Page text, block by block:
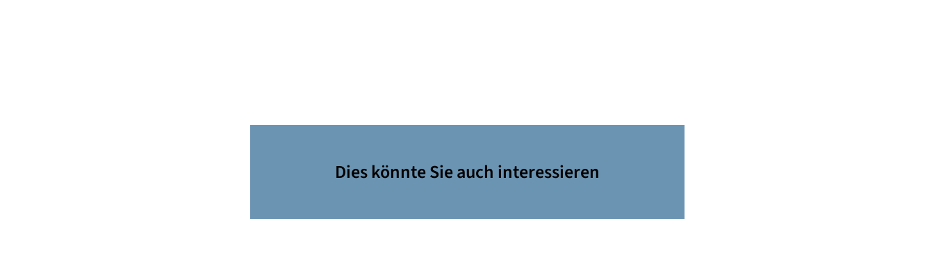
Dies könnte Sie auch interessieren